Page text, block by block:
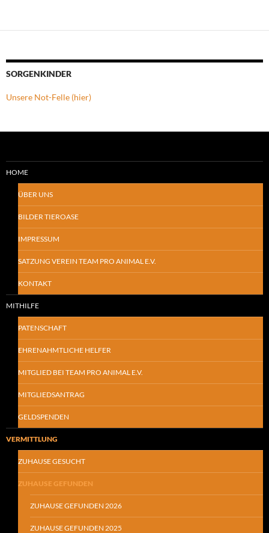
SORGENKINDER
Unsere Not-Felle (hier)
HOME
ÜBER UNS
BILDER TIEROASE
IMPRESSUM
SATZUNG VEREIN TEAM PRO ANIMAL E.V.
KONTAKT
MITHILFE
PATENSCHAFT
EHRENAHMTLICHE HELFER
MITGLIED BEI TEAM PRO ANIMAL E.V.
MITGLIEDSANTRAG
GELDSPENDEN
VERMITTLUNG
ZUHAUSE GESUCHT
ZUHAUSE GEFUNDEN
ZUHAUSE GEFUNDEN 2026
ZUHAUSE GEFUNDEN 2025